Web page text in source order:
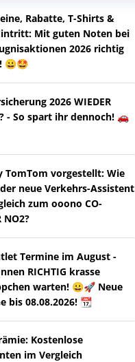
Rabatte, T-Shirts &
Mit guten Noten bei
2026 richtig
😀🤩
2026 WIEDER
- So spart ihr dennoch! 🚗
TomTom vorgestellt: Wie
neue Verkehrs-Assistent
zum ooono CO-
NO2?
Termine im August -
RICHTIG krasse
warten! 😀🚀 Neue
bis 08.08.2026! 📆
Kostenlose
im Vergleich